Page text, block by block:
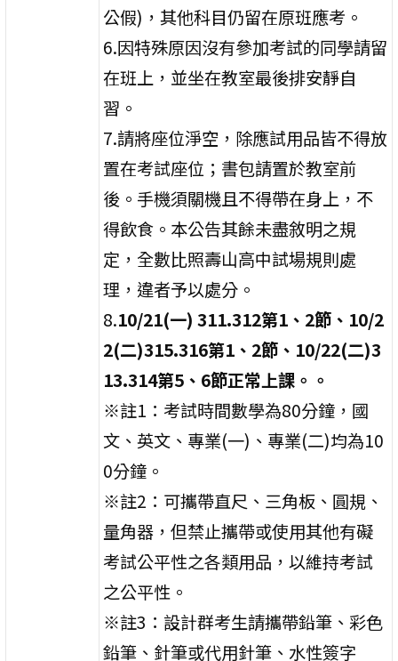
公假)，其他科目仍留在原班應考。
6.因特殊原因沒有參加考試的同學請留
在班上，並坐在教室最後排安靜自
習。
7.請將座位淨空，除應試用品皆不得放
置在考試座位；書包請置於教室前
後。手機須關機且不得帶在身上，不
得飲食。本公告其餘未盡敘明之規
定，全數比照壽山高中試場規則處
理，違者予以處分。
8.10/21(一) 311.312第1、2節、10/2
2(二)315.316第1、2節、10/22(二)3
13.314第5、6節正常上課。 。
※註1：考試時間數學為80分鐘，國
文、英文、專業(一)、專業(二)均為10
0分鐘。
※註2：可攜帶直尺、三角板、圓規、
量角器，但禁止攜帶或使用其他有礙
考試公平性之各類用品，以維持考試
之公平性。
※註3：設計群考生請攜帶鉛筆、彩色
鉛筆、針筆或代用針筆、水性簽字